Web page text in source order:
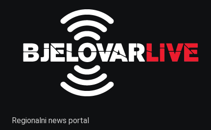
Regionalni news portal